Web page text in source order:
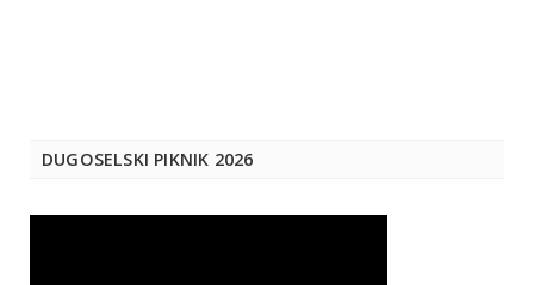
DUGOSELSKI PIKNIK 2026